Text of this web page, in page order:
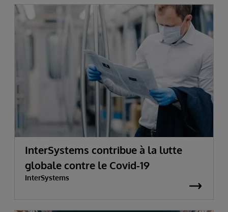
InterSystems contribue à la lutte
globale contre le Covid-19
InterSystems